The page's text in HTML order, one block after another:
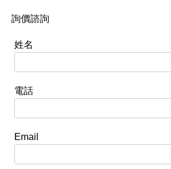
詢價諮詢
姓名
電話
Email